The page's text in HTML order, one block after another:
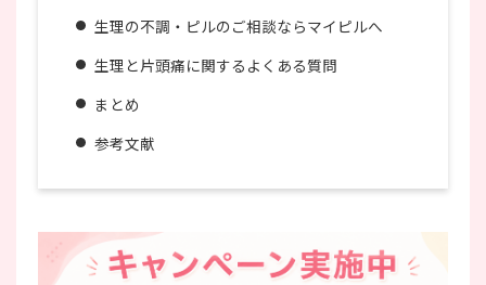
生理の不調・ピルのご相談ならマイピルへ
生理と片頭痛に関するよくある質問
まとめ
参考文献